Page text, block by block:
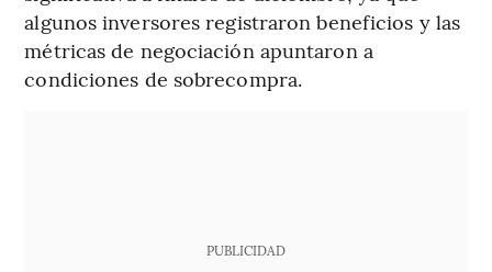
algunos inversores registraron beneficios y las
métricas de negociación apuntaron a
condiciones de sobrecompra.
PUBLICIDAD